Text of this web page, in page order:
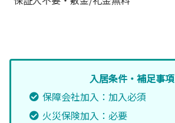
入居条件・補足事項
保障会社加入：加入必須
火災保険加入：必要